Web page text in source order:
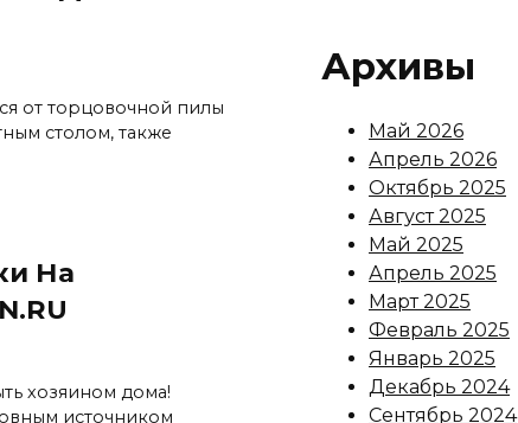
от торцовочной пилы
столом, также
На
хозяином дома!
источником
Архивы
Май 2026
Апрель 2026
Октябрь 2025
Август 2025
Май 2025
Апрель 2025
Март 2025
Февраль 2025
Январь 2025
Декабрь 2024
Сентябрь 2024